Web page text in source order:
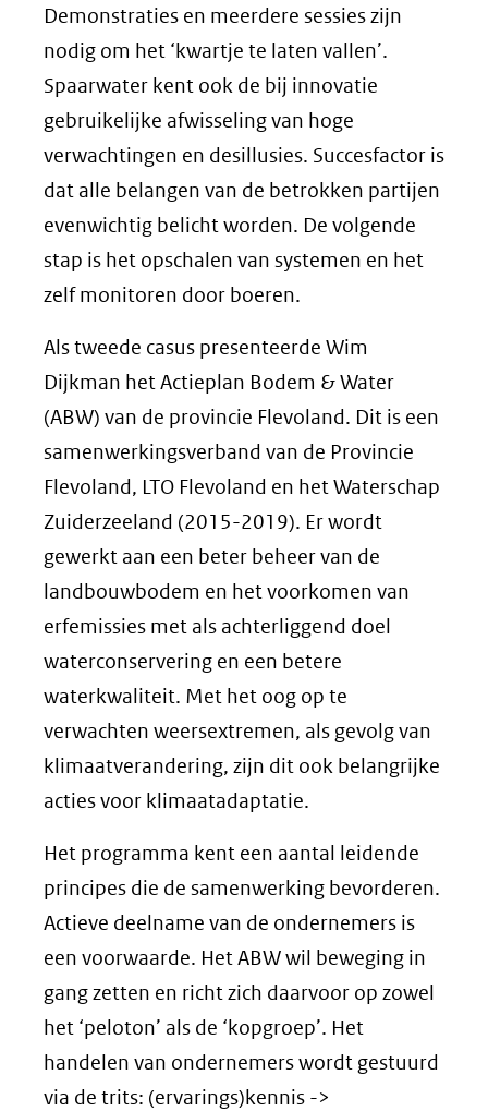
Demonstraties en meerdere sessies zijn
nodig om het ‘kwartje te laten vallen’.
Spaarwater kent ook de bij innovatie
gebruikelijke afwisseling van hoge
verwachtingen en desillusies. Succesfactor is
dat alle belangen van de betrokken partijen
evenwichtig belicht worden. De volgende
stap is het opschalen van systemen en het
zelf monitoren door boeren.
Als tweede casus presenteerde Wim
Dijkman het Actieplan Bodem & Water
(ABW) van de provincie Flevoland. Dit is een
samenwerkingsverband van de Provincie
Flevoland, LTO Flevoland en het Waterschap
Zuiderzeeland (2015-2019). Er wordt
gewerkt aan een beter beheer van de
landbouwbodem en het voorkomen van
erfemissies met als achterliggend doel
waterconservering en een betere
waterkwaliteit. Met het oog op te
verwachten weersextremen, als gevolg van
klimaatverandering, zijn dit ook belangrijke
acties voor klimaatadaptatie.
Het programma kent een aantal leidende
principes die de samenwerking bevorderen.
Actieve deelname van de ondernemers is
een voorwaarde. Het ABW wil beweging in
gang zetten en richt zich daarvoor op zowel
het ‘peloton’ als de ‘kopgroep’. Het
handelen van ondernemers wordt gestuurd
via de trits: (ervarings)kennis ->